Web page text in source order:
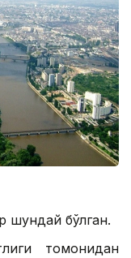
шундай бўлган.
томонидан